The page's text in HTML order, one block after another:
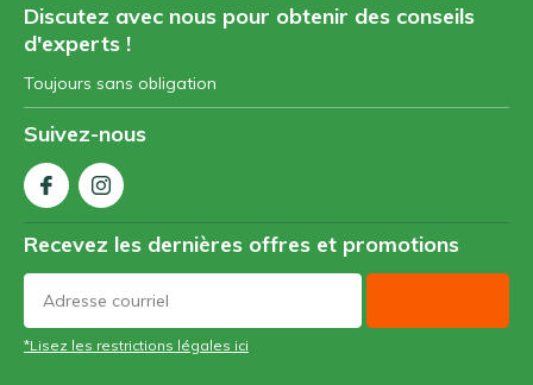
Discutez avec nous pour obtenir des conseils
d'experts !
Toujours sans obligation
Suivez-nous
Recevez les dernières offres et promotions
*Lisez les restrictions légales ici